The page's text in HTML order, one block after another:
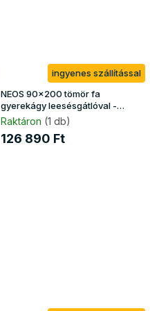
ingyenes szállítással
NEOS 90x200 tömör fa
gyerekágy leesésgátlóval -
fehér
Raktáron (1 db)
126 890 Ft